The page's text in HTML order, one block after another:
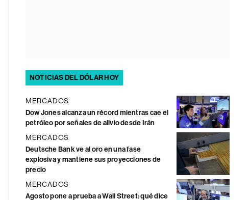
NOTICIAS DEL DÓLAR HOY
MERCADOS
Dow Jones alcanza un récord mientras cae el
petróleo por señales de alivio desde Irán
MERCADOS
Deutsche Bank ve al oro en una fase
explosiva y mantiene sus proyecciones de
precio
MERCADOS
Agosto pone a prueba a Wall Street: qué dice